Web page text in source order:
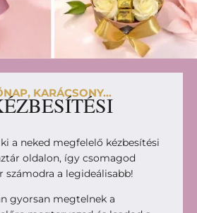
KARÁCSONY...
a neked megfelelő kézbesítési
oldalon, így csomagod
számodra a legideálisabb!
gyorsan megtelnek a